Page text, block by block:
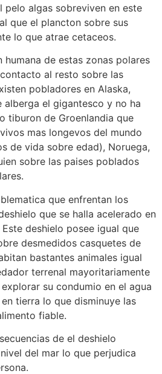
pelo algas sobreviven en este
que el plancton sobre sus
lo que atrae cetaceos.
humana de estas zonas polares
al resto sobre las
pobladores en Alaska,
alberga el gigantesco y no ha
tiburon de Groenlandia que
mas longevos del mundo
de vida sobre edad), Noruega,
sobre las paises poblados
que enfrentan los
que se halla acelerado en
Este deshielo posee igual que
desmedidos casquetes de
bastantes animales igual
terrenal mayoritariamente
su condumio en el agua
tierra lo que disminuye las
fiable.
de el deshielo
del mar lo que perjudica